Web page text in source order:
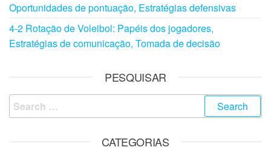
Oportunidades de pontuação, Estratégias defensivas
4-2 Rotação de Voleibol: Papéis dos jogadores,
Estratégias de comunicação, Tomada de decisão
PESQUISAR
Search
for:
CATEGORIAS